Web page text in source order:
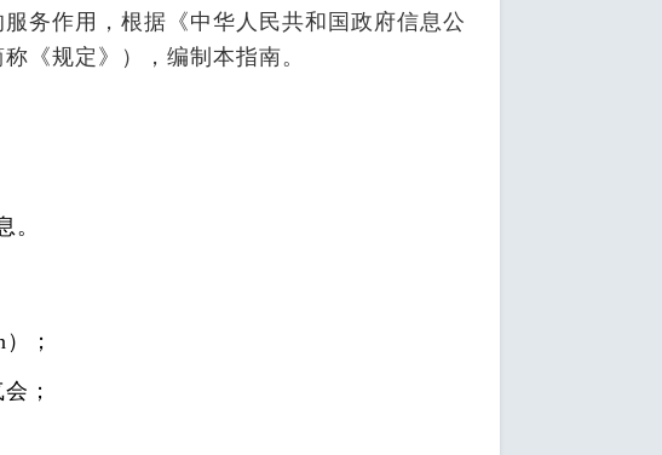
务作用，根据《中华人民共和国政府信息公
《规定》），编制本指南。
。
；
；